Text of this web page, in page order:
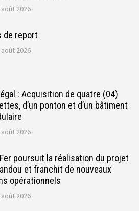
août 2026
de report
août 2026
: Acquisition de quatre (04)
d’un ponton et d’un bâtiment
août 2026
poursuit la réalisation du projet
et franchit de nouveaux
opérationnels
août 2026